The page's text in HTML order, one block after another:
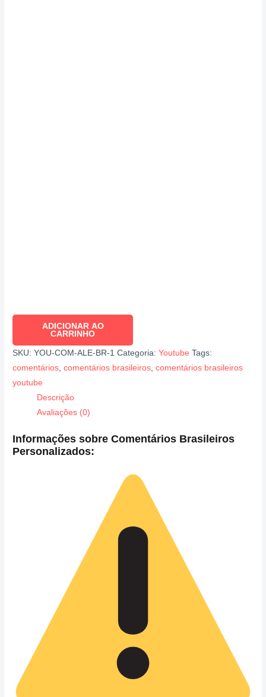
ADICIONAR AO
CARRINHO
SKU:YOU-COM-ALE-BR-1 Categoria:Youtube Tags:
comentários,comentários brasileiros,comentários brasileiros
youtube
Descrição
Avaliações (0)
Informações sobre Comentários Brasileiros
Personalizados: